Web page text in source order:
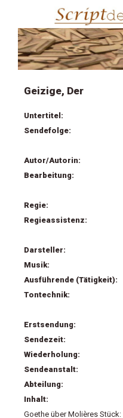
Geizige, Der
Untertitel:
Sendefolge:
Autor/Autorin:
Bearbeitung:
Regie:
Regieassistenz:
Darsteller:
Musik:
Ausführende (Tätigkeit):
Tontechnik:
Erstsendung:
Sendezeit:
Wiederholung:
Sendeanstalt:
Abteilung:
Inhalt:
Goethe über Molières